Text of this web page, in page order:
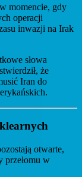
momencie, gdy
operacji
inwazji na Irak
słowa
że
Iran do
otwarte,
przełomu w